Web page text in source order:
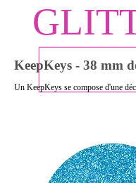
KeepKeys - 38 mm
Un KeepKeys se compose d'une